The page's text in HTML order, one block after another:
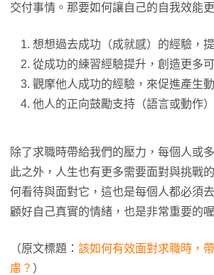
交付事情。那要如何讓自己的自我效能
想想過去成功（成就感）的經驗，
從成功的練習經驗提升，創造更多
觀摩他人成功的經驗，來促進產生動
他人的正向鼓勵支持（語言或動作）
除了求職時帶給我們的壓力，每個人或
此之外，人生也有更多需要面對與挑戰
何看待與面對它，這也是每個人都必須
顧好自己真實的情緒，也是非常重要的喔
（原文標題： 該如何有效面對求職時，
慮？ ）